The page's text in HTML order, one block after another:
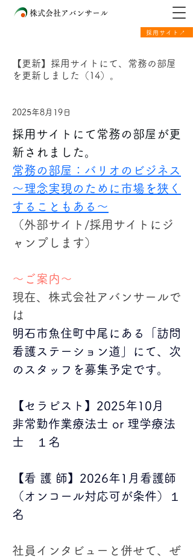
採用サイト↗
株式会社アバンサール
【更新】採用サイトにて、常務の部屋
を更新しました（14）。
2025年8月19日
採用サイトにて常務の部屋が更
新されました。
常務の部屋：バリオのビジネス
～理念実現のために市場を狭く
することもある～
（外部サイト/採用サイトにジ
ャンプします）
～ご案内～
現在、株式会社アバンサールで
は
明石市魚住町中尾にある「訪問
看護ステーション道」にて、次
のスタッフを募集予定です。
【セラピスト】2025年10月
非常勤作業療法士 or 理学療法
士　１名
【看 護 師】2026年1月看護師
（オンコール対応可が条件）１
名
社員インタビューと併せて、ぜ